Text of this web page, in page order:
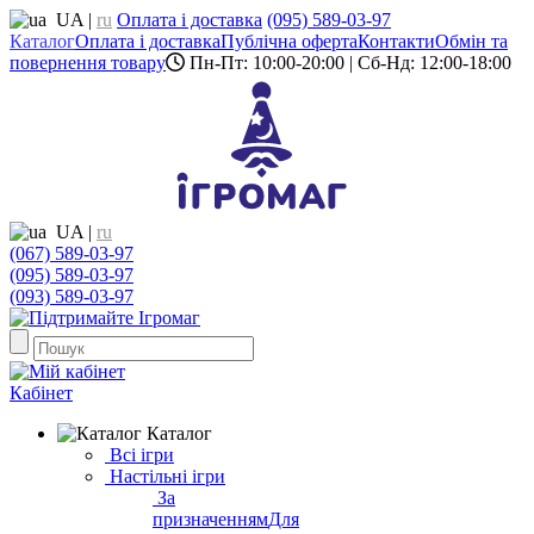
UA | ru Оплата і доставка (095) 589-03-97
КаталогОплата і доставкаПублічна офертаКонтактиОбмін та
повернення товару
Пн-Пт: 10:00-20:00 | Сб-Нд: 12:00-18:00
UA | ru
(067) 589-03-97
(095) 589-03-97
(093) 589-03-97
Кабінет
Каталог
Всі ігри
Настільні ігри
За
призначеннямДля